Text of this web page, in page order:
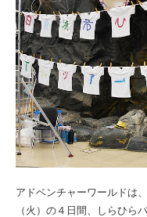
アドベンチャーワールドは
（火）の４日間、しらひら